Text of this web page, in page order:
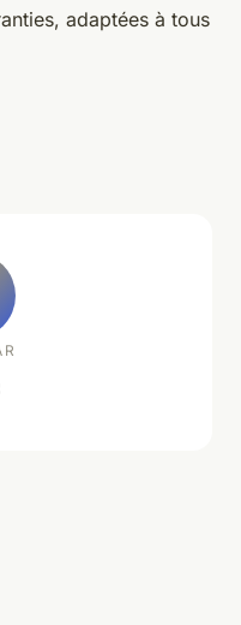
adaptées à tous